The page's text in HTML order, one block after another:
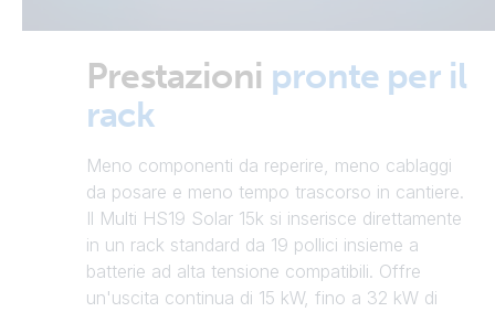
Prestazioni pronte per il
rack
Meno componenti da reperire, meno cablaggi
da posare e meno tempo trascorso in cantiere.
Il Multi HS19 Solar 15k si inserisce direttamente
in un rack standard da 19 pollici insieme a
batterie ad alta tensione compatibili. Offre
un'uscita continua di 15 kW, fino a 32 kW di